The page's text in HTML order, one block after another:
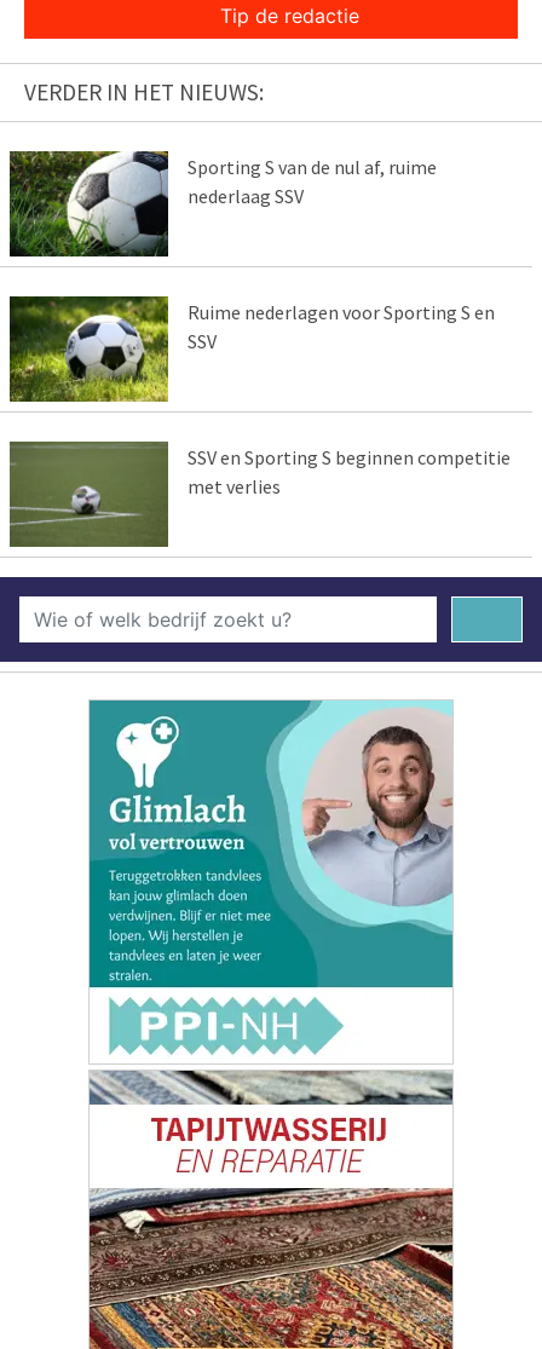
Tip de redactie
VERDER IN HET NIEUWS:
Sporting S van de nul af, ruime
nederlaag SSV
Ruime nederlagen voor Sporting S en
SSV
SSV en Sporting S beginnen competitie
met verlies